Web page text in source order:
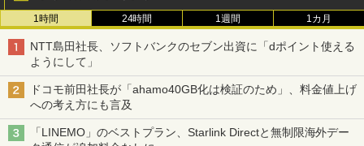
1時間 24時間 1週間 1カ月
NTT島田社長、ソフトバンクのセブン出資に「dポイント使える
ようにして」
ドコモ前田社長が「ahamo40GB化は検証のため」、料金値上げ
への考え方にも言及
「LINEMO」のベストプラン、Starlink Directと無制限海外デー